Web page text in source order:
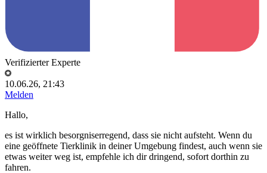
Verifizierter Experte
10.06.26, 21:43
Melden
Hallo,
es ist wirklich besorgniserregend, dass sie nicht aufsteht. Wenn du
eine geöffnete Tierklinik in deiner Umgebung findest, auch wenn sie
etwas weiter weg ist, empfehle ich dir dringend, sofort dorthin zu
fahren.